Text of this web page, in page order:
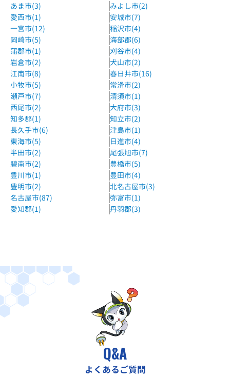
あま市(3)
みよし市(2)
愛西市(1)
安城市(7)
一宮市(12)
稲沢市(4)
岡崎市(5)
海部郡(6)
蒲郡市(1)
刈谷市(4)
岩倉市(2)
犬山市(2)
江南市(8)
春日井市(16)
小牧市(5)
常滑市(2)
瀬戸市(7)
清須市(1)
西尾市(2)
大府市(3)
知多郡(1)
知立市(2)
長久手市(6)
津島市(1)
東海市(5)
日進市(4)
半田市(2)
尾張旭市(7)
碧南市(2)
豊橋市(5)
豊川市(1)
豊田市(4)
豊明市(2)
北名古屋市(3)
名古屋市(87)
弥富市(1)
愛知郡(1)
丹羽郡(3)
Q&A
よくあるご質問